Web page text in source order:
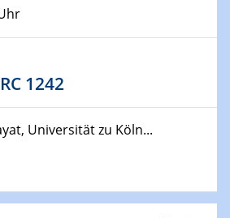
Series on 2D-
(Trinity College Dublin)
| Elektrolyse und
Uhr
1242
Universität zu Köln...